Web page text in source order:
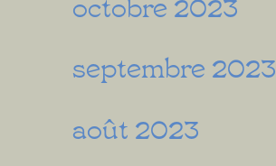
septembre 2023
août 2023